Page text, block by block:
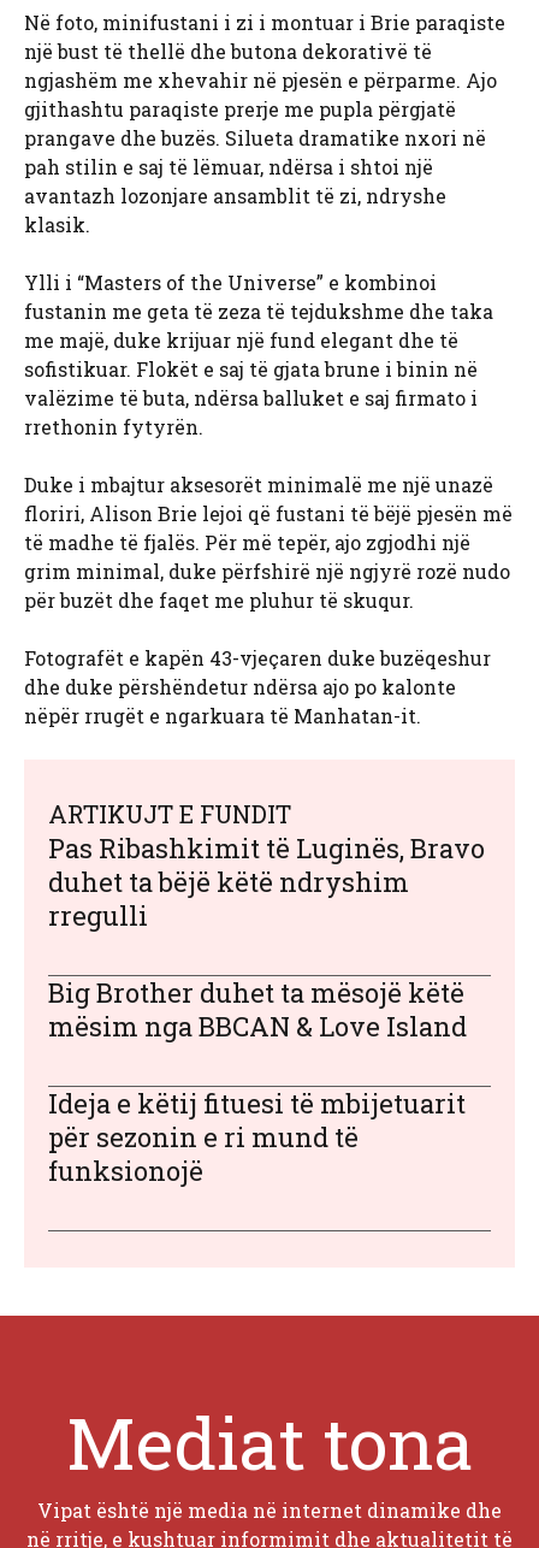
Në foto, minifustani i zi i montuar i Brie paraqiste
një bust të thellë dhe butona dekorativë të
ngjashëm me xhevahir në pjesën e përparme. Ajo
gjithashtu paraqiste prerje me pupla përgjatë
prangave dhe buzës. Silueta dramatike nxori në
pah stilin e saj të lëmuar, ndërsa i shtoi një
avantazh lozonjare ansamblit të zi, ndryshe
klasik.
Ylli i “Masters of the Universe” e kombinoi
fustanin me geta të zeza të tejdukshme dhe taka
me majë, duke krijuar një fund elegant dhe të
sofistikuar. Flokët e saj të gjata brune i binin në
valëzime të buta, ndërsa balluket e saj firmato i
rrethonin fytyrën.
Duke i mbajtur aksesorët minimalë me një unazë
floriri, Alison Brie lejoi që fustani të bëjë pjesën më
të madhe të fjalës. Për më tepër, ajo zgjodhi një
grim minimal, duke përfshirë një ngjyrë rozë nudo
për buzët dhe faqet me pluhur të skuqur.
Fotografët e kapën 43-vjeçaren duke buzëqeshur
dhe duke përshëndetur ndërsa ajo po kalonte
nëpër rrugët e ngarkuara të Manhatan-it.
ARTIKUJT E FUNDIT
Pas Ribashkimit të Luginës, Bravo
duhet ta bëjë këtë ndryshim
rregulli
Big Brother duhet ta mësojë këtë
mësim nga BBCAN & Love Island
Ideja e këtij fituesi të mbijetuarit
për sezonin e ri mund të
funksionojë
Mediat tona
Vipat është një media në internet dinamike dhe
në rritje, e kushtuar informimit dhe aktualitetit të